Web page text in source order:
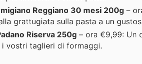
Reggiano 30 mesi 200g –
grattugiata sulla pasta a un
Riserva 250g – ora €9,99: Un
i vostri taglieri di formaggi.